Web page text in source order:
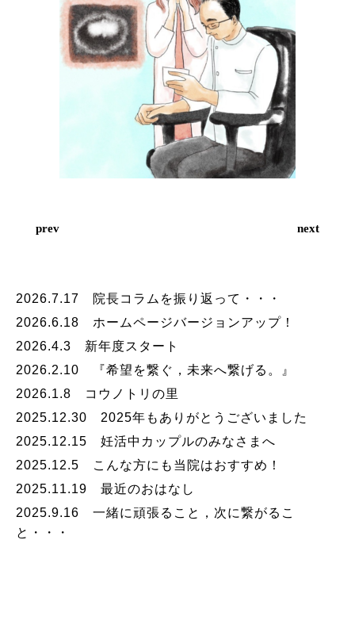
prev next
2026.7.17 院長コラムを振り返って・・・
2026.6.18 ホームページバージョンアップ！
2026.4.3 新年度スタート
2026.2.10 『希望を繋ぐ，未来へ繋げる。』
2026.1.8 コウノトリの里
2025.12.30 2025年もありがとうございました
2025.12.15 妊活中カップルのみなさまへ
2025.12.5 こんな方にも当院はおすすめ！
2025.11.19 最近のおはなし
2025.9.16 一緒に頑張ること，次に繋がるこ
と・・・